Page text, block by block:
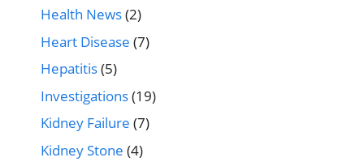
Health News(2)
Heart Disease (7)
Hepatitis(5)
Investigations(19)
Kidney Failure (7)
Kidney Stone (4)